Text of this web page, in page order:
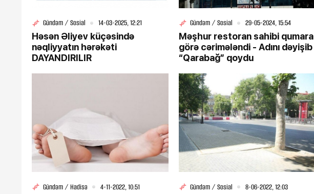
Gündəm / Sosial 14-03-2025, 12:21
Həsən Əliyev küçəsində
nəqliyyatın hərəkəti
DAYANDIRILIR
Gündəm / Sosial 29-05-2024, 15:54
Məşhur restoran sahibi qumara
görə cərimələndi - Adını dəyişib
“Qarabağ” qoydu
Gündəm / Hadisə 4-11-2022, 10:51 Gündəm / Sosial 8-06-2022, 12:03